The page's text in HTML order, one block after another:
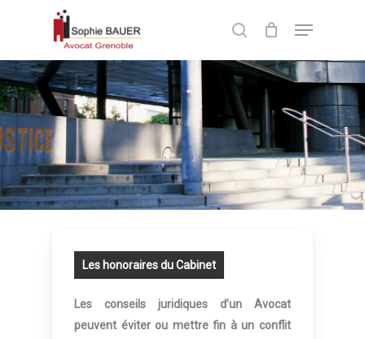
content
search
Menu
Les honoraires du Cabinet
Les conseils juridiques d’un Avocat
peuvent éviter ou mettre fin à un conflit
Menu